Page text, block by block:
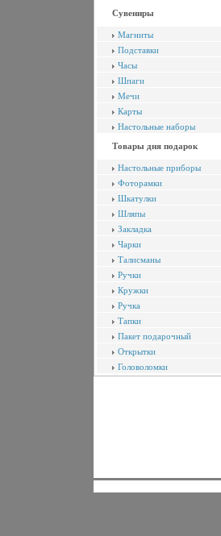
Сувениры
Магниты
Подставки
Часы
Шпаги
Мечи
Карты
Настольные наборы
Товары дня подарок
Настольные приборы
Фоторамки
Шкатулки
Шляпы
Закладка
Чарки
Талисманы
Ручки
Кружки
Ручка
Тапки
Пакет подарочный
Открытки
Головоломки